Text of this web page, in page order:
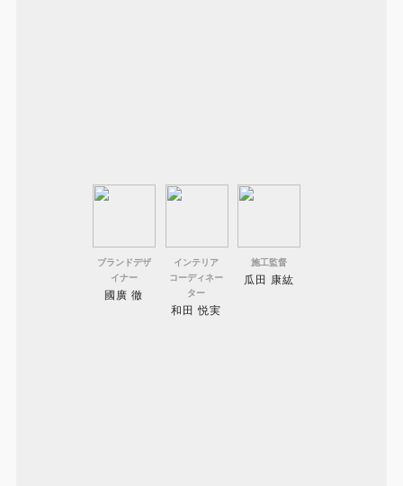
ブランドデザ
イナー
國廣 徹
インテリア
コーディネー
ター
和田 悦実
施工監督
瓜田 康紘